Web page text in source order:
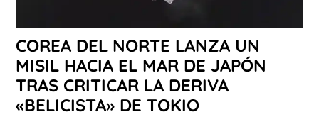
COREA DEL NORTE LANZA UN
MISIL HACIA EL MAR DE JAPÓN
TRAS CRITICAR LA DERIVA
«BELICISTA» DE TOKIO